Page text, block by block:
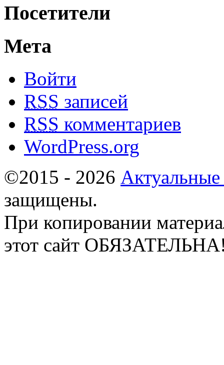
Посетители
Мета
Войти
RSS записей
RSS комментариев
WordPress.org
©2015 - 2026
защищены.
При копировании
этот сайт